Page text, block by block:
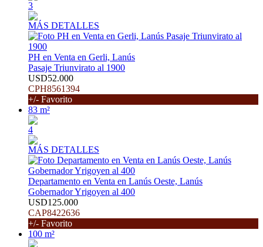
3
MÁS DETALLES
PH en Venta en Gerli, Lanús
Pasaje Triunvirato al 1900
USD52.000
CPH8561394
+/- Favorito
83 m²
4
MÁS DETALLES
Departamento en Venta en Lanús Oeste, Lanús
Gobernador Yrigoyen al 400
USD125.000
CAP8422636
+/- Favorito
100 m²